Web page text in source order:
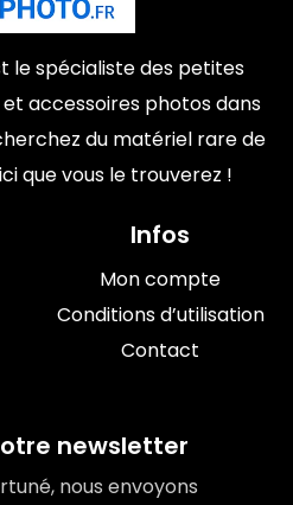
le spécialiste des petites
accessoires photos dans
du matériel rare de
que vous le trouverez !
Infos
Mon compte
Conditions d’utilisation
Contact
newsletter
nous envoyons